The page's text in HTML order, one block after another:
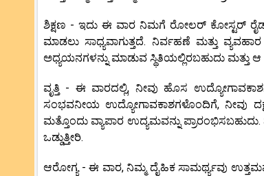
ಶಿಕ್ಷಣ - ಇದು ಈ ವಾರ ನಿಮಗೆ ರೋಲರ್ ಕೋಸ್ಟರ್ ರೈಡ್
ಮಾಡಲು ಸಾಧ್ಯವಾಗುತ್ತದೆ. ನಿರ್ವಹಣೆ ಮತ್ತು
ಅಧ್ಯಯನಗಳನ್ನು ಮಾಡುವ ಸ್ಥಿತಿಯಲ್ಲಿರಬಹುದು ಮತ್ತು
ವೃತ್ತಿ - ಈ ವಾರದಲ್ಲಿ, ನೀವು ಹೊಸ
ಸಂಭವನೀಯ ಉದ್ಯೋಗಾವಕಾಶಗಳೊಂದಿಗೆ, ನೀವು
ಮತ್ತೊಂದು ವ್ಯಾಪಾರ ಉದ್ಯಮವನ್ನು
ಒಡ್ಡುತ್ತೀರಿ.
ಆರೋಗ್ಯ - ಈ ವಾರ, ನಿಮ್ಮ ದೈಹಿಕ ಸಾಮರ್ಥ್ಯವು